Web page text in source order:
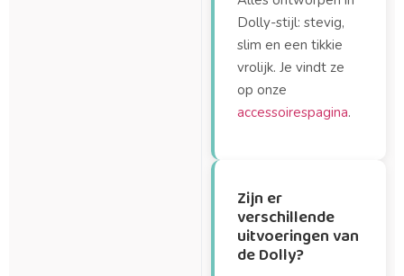
Dolly-stijl: stevig,
slim en een tikkie
vrolijk. Je vindt ze
op onze
accessoirespagina.
Zijn er
verschillende
uitvoeringen van
de Dolly?